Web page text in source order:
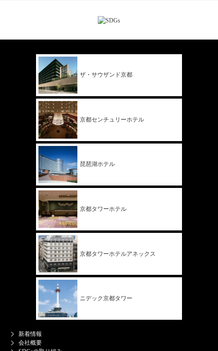
ザ・サウザンド京都
京都センチュリーホテル
琵琶湖ホテル
京都タワーホテル
京都タワーホテルアネックス
ニデック京都タワー
新着情報
会社概要